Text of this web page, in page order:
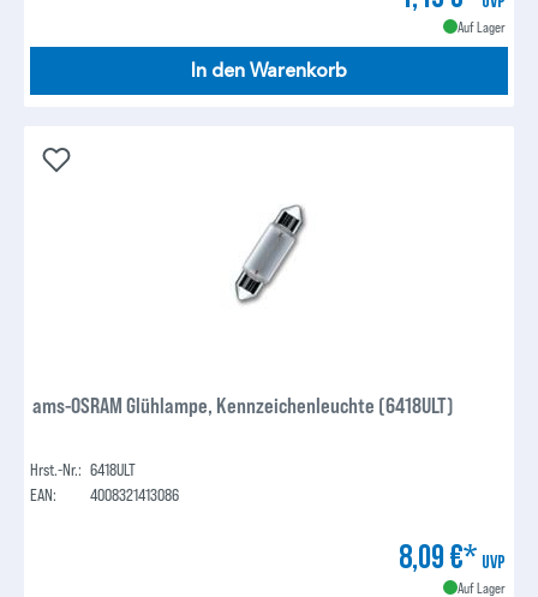
Auf Lager
In den Warenkorb
ams-OSRAM Glühlampe, Kennzeichenleuchte (6418ULT)
Hrst.-Nr.: 6418ULT
EAN:
4008321413086
8,09 €* UVP
Auf Lager